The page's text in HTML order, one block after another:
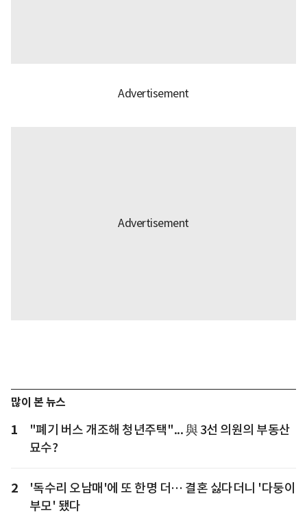
많이 본 뉴스
1
"폐기 버스 개조해 청년주택"... 與 3선 의원의 부동산
묘수?
2
'독수리 오남매'에 또 한명 더… 결혼 싫다더니 '다둥이
부모' 됐다